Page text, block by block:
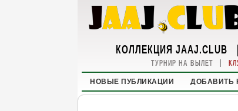
КОЛЛЕКЦИЯ JAAJ.CLUB |
ТУРНИР НА ВЫЛЕТ |
НОВЫЕ ПУБЛИКАЦИИ ДОБАВИТЬ